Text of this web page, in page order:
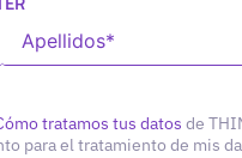
tratamos tus datos de
para el tratamiento de mis